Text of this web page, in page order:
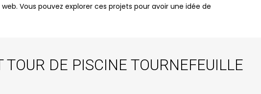
Vous pouvez explorer ces projets pour avoir une idée de
DE PISCINE TOURNEFEUILLE